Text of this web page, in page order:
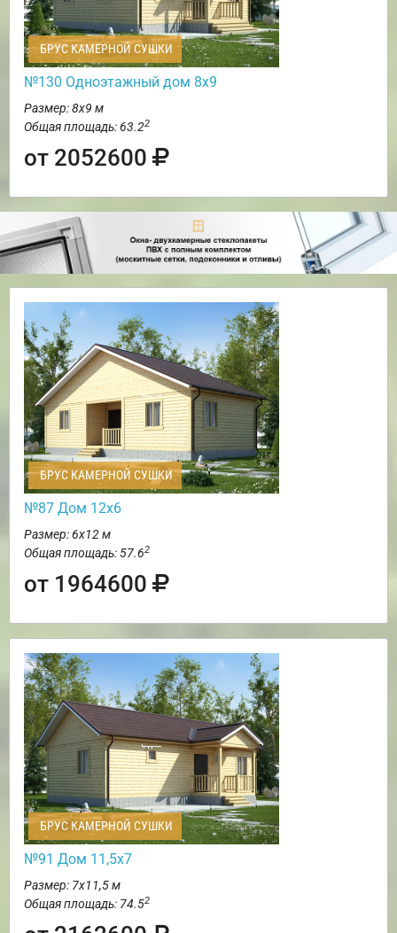
БРУС КАМЕРНОЙ СУШКИ
№130 Одноэтажный дом 8х9
Размер: 8х9 м
Общая площадь: 63.22
от 2052600
БРУС КАМЕРНОЙ СУШКИ
№87 Дом 12х6
Размер: 6х12 м
Общая площадь: 57.62
от 1964600
БРУС КАМЕРНОЙ СУШКИ
№91 Дом 11,5х7
Размер: 7х11,5 м
Общая площадь: 74.52